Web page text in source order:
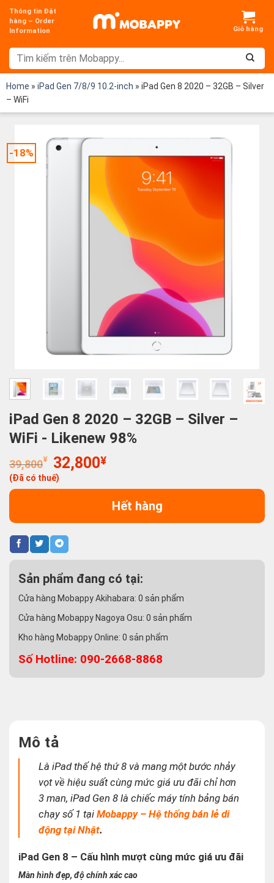
Chuyển
đến
dung
Thông tin Đặt
hàng – Order
Information
Home » iPad Gen 7/8/9 10.2-inch » iPad Gen 8 2020 – 32GB – Silver
– WiFi
-18%
iPad Gen 8 2020 – 32GB – Silver –
WiFi - Likenew 98%
39,800¥
Giá
gốc
là:
32,800¥Giá
tại
là:
32,800¥.
(Đã có thuế)
Hết hàng
Sản phẩm đang có tại:
Cửa hàng Mobappy Akihabara: 0 sản phẩm
Cửa hàng Mobappy Nagoya Osu: 0 sản phẩm
Kho hàng Mobappy Online: 0 sản phẩm
Số Hotline: 090-2668-8868
Mô tả
Là iPad thế hệ thứ 8 và mang một bước nhảy
vọt về hiệu suất cùng mức giá ưu đãi chỉ hơn
3 man, iPad Gen 8 là chiếc máy tính bảng bán
chạy số 1 tạiMobappy – Hệ thống bán lẻ di
động tại Nhật.
iPad Gen 8 – Cấu hình mượt cùng mức giá ưu đãi
Màn hình đẹp, độ chính xác cao